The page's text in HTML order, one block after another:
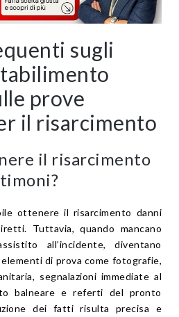
sugli
prove
il risarcimento
il risarcimento
ottenere il risarcimento danni
Tuttavia, quando mancano
all’incidente, diventano
di prova come fotografie,
segnalazioni immediate al
balneare e referti del pronto
dei fatti risulta precisa e